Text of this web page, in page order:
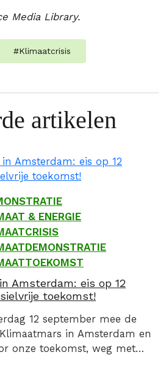
Media Library.
#Klimaatcrisis
artikelen
& ENERGIE
Amsterdam: eis op 12
toekomst!
12 september mee de
in Amsterdam en
onze toekomst, weg met